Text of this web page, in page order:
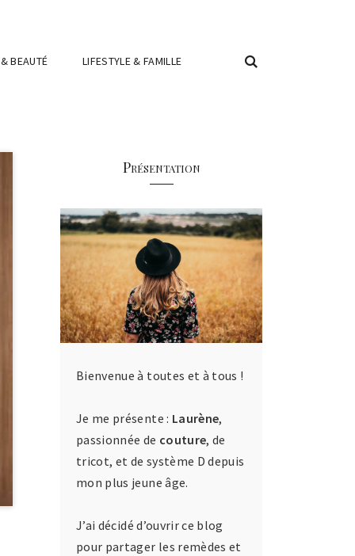
BEAUTÉ LIFESTYLE & FAMILLE
Présentation
Bienvenue à toutes et à tous !
Je me présente : Laurène,
passionnée de couture, de
tricot, et de système D depuis
mon plus jeune âge.
J’ai décidé d’ouvrir ce blog
pour partager les remèdes et